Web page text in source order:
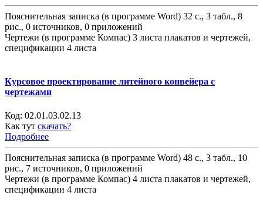
Пояснительная записка (в программе Word) 32 с., 3 табл., 8
рис., 0 источников, 0 приложений
Чертежи (в программе Компас) 3 листа плакатов и чертежей,
спецификации 4 листа
Курсовое проектирование литейного конвейера с
чертежами
Код: 02.01.03.02.13
Как тут скачать?
Подробнее
Пояснительная записка (в программе Word) 48 с., 3 табл., 10
рис., 7 источников, 0 приложений
Чертежи (в программе Компас) 4 листа плакатов и чертежей,
спецификации 4 листа